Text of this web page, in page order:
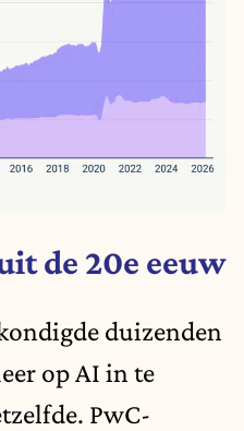
de 20e eeuw
duizenden
op AI in te
PwC-